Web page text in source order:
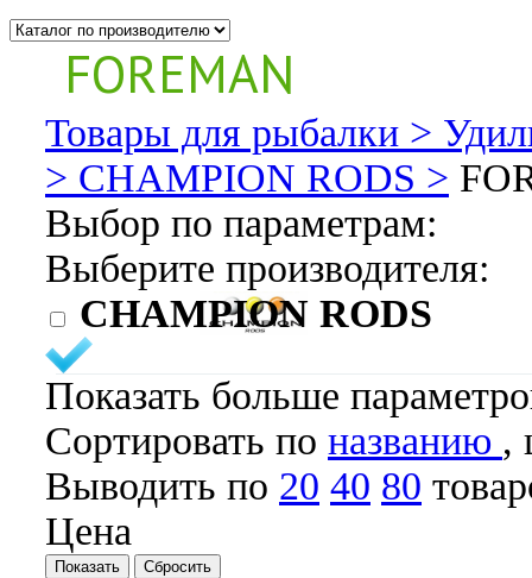
FOREMAN
Товары для рыбалки >
> CHAMPION RODS >
Выбор по параметрам:
Выберите производителя:
CHAMPION RODS
Показать больше
Cортировать по названию ,
Выводить по 20 40 80
Цена